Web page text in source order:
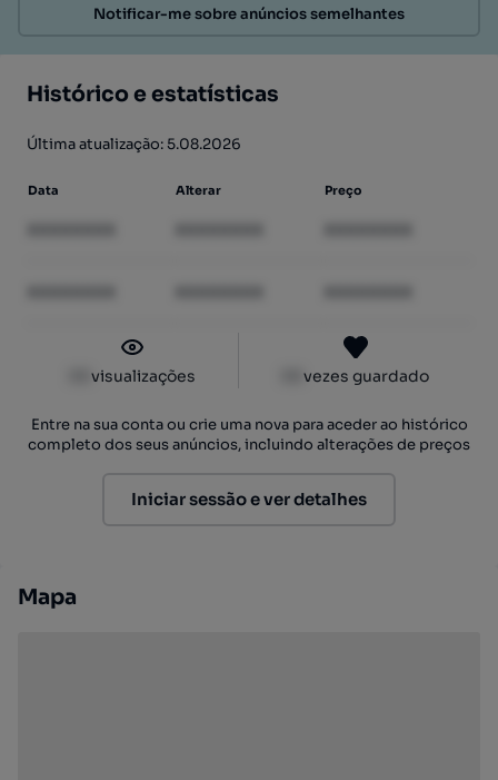
Notificar-me sobre anúncios semelhantes
Histórico e estatísticas
Última atualização: 5.08.2026
Data Alterar Preço
visualizações vezes guardado
Entre na sua conta ou crie uma nova para aceder ao histórico
completo dos seus anúncios, incluindo alterações de preços
Iniciar sessão e ver detalhes
Mapa